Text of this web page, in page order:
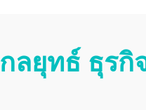
กลยุทธ์ ธุรกิ